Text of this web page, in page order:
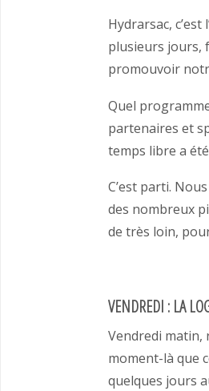
Hydrarsac,
plusieurs jours,
promouvoir
Quel
partenaires et
temps libre a
C’est parti.
des nombreux
de très loin,
VENDREDI : LA
Vendredi matin,
moment-là que
quelques jours